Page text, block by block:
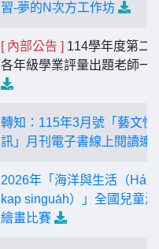
習-夢的N次方工作坊
[ 內部公告 ] 114學年度第二
各年級學業評量出題老師一
轉知：115年3月號「藝文快
訊」月刊電子書線上閱讀連
2026年「海洋與生活（Hái-
kap singua̍h）」全國兒童
繪畫比賽